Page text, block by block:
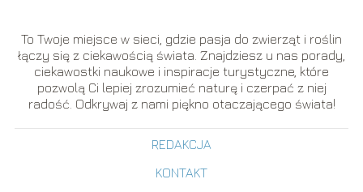
To Twoje miejsce w sieci, gdzie pasja do zwierząt i roślin
łączy się z ciekawością świata. Znajdziesz u nas porady,
ciekawostki naukowe i inspiracje turystyczne, które
pozwolą Ci lepiej zrozumieć naturę i czerpać z niej
radość. Odkrywaj z nami piękno otaczającego świata!
REDAKCJA
KONTAKT